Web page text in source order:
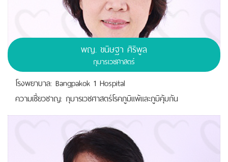
พญ. ขนิษฐา ศิริพูล
กุมารเวชศาสตร์
โรงพยาบาล: Bangpakok 1 Hospital
ความเชี่ยวชาญ: กุมารเวชศาสตร์โรคภูมิแพ้และภูมิคุ้มกัน